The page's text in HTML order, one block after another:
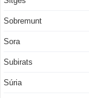
Sobremunt
Sora
Subirats
Súria